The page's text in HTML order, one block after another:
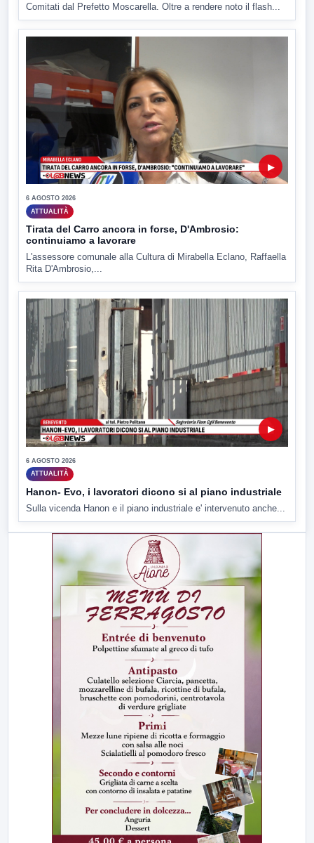
Comitati dal Prefetto Moscarella. Oltre a rendere noto il flash...
▶
6 AGOSTO 2026
ATTUALITÀ
Tirata del Carro ancora in forse, D'Ambrosio:
continuiamo a lavorare
L'assessore comunale alla Cultura di Mirabella Eclano, Raffaella
Rita D'Ambrosio,...
▶
6 AGOSTO 2026
ATTUALITÀ
Hanon- Evo, i lavoratori dicono si al piano industriale
Sulla vicenda Hanon e il piano industriale e' intervenuto anche...